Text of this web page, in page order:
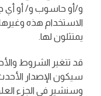
و/أو حاسوب و/ أو أي
الاستخدام هذه
يمتثلون لها.
قد تتغير الشروط
سيكون الإصدار
وسنشير في الجزء